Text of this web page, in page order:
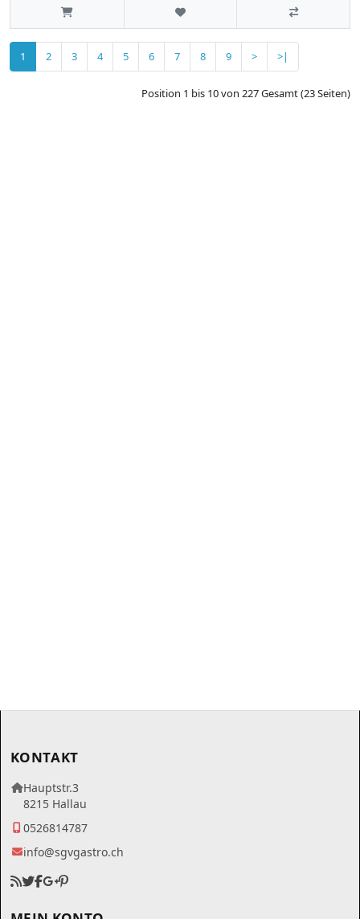
1 2 3 4 5 6 7 8 9 > >|
Position 1 bis 10 von 227 Gesamt (23 Seiten)
KONTAKT
Hauptstr.3
8215 Hallau
0526814787
info@sgvgastro.ch